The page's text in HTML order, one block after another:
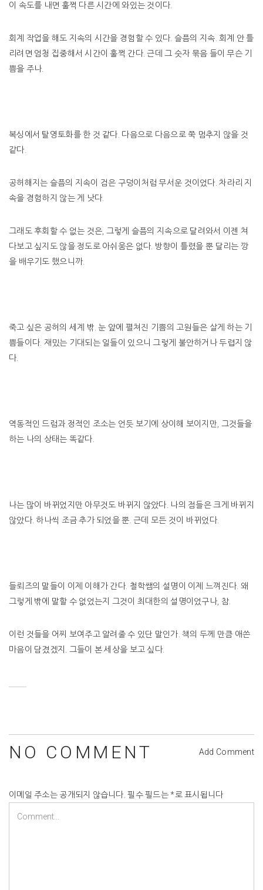
이 속도를 내면 훌쩍 다른 시간에 와있는 것이다.
회계 작업을 해도 지속의 시간을 경험할 수 있다. 슬픔의 지속. 회계 안 틀
리려면 엄청 집중해서 시간이 훌쩍 간다. 근데 그 숫자 묶음 들이 무슨 기
쁨을 주나.
복싱에서 탈영토화를 한 것 같다. 다음으로 다음으로 쭉 멈추지 않을 것
같다.
공허해지는 슬픔의 지속이 검은 구덩이처럼 무서운 것이었다. 차라리 지
속을 경험하지 않는 게 낫다.
그래도 후회할 수 없는 것은, 그렇게 슬픔의 지속으로 달려와서 이젠 쳐
다보고 싶지도 않을 정도로 아쉬움은 없다. 방향이 틀렸을 뿐 달리는 깡
을 배우기도 했으니까.
죽고 싶은 공허의 세계 밖. 눈 앞에 펼쳐진 기쁨의 고원들은 살게 하는 기
쁨들이다. 재밌는 기대되는 일들이 있으니 그렇게 불안하거나 두렵지 않
다.
역동적인 드럼과 정적인 조소는 언듯 보기에 상이해 보이지만, 그것들을
하는 나의 상태는 똑같다.
나는 많이 바뀌었지만 아무것도 바뀌지 않았다. 나의 점들은 크게 바뀌지
않았다. 하나씩 조금 추가 되었을 뿐. 근데 모든 것이 바뀌었다.
들뢰즈의 말들이 이제 이해가 간다. 철학쌤의 설명이 이제 느껴진다. 왜
그렇게 밖에 말할 수 없었는지 그것이 최대한의 설명이었구나, 참.
이런 것들을 어찌 보여주고 알려줄 수 있단 말인가. 책의 두께 만큼 애쓴
마음이 담겼겠지. 그들이 본 세상을 보고 싶다.
NO COMMENT Add Comment
이메일 주소는 공개되지 않습니다. 필수 필드는*로 표시됩니다